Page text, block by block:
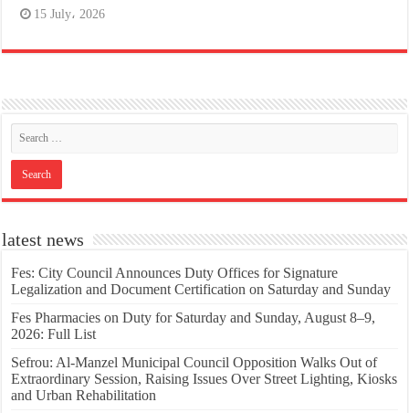
15 July، 2026
latest news
Fes: City Council Announces Duty Offices for Signature
Legalization and Document Certification on Saturday and Sunday
Fes Pharmacies on Duty for Saturday and Sunday, August 8–9,
2026: Full List
Sefrou: Al-Manzel Municipal Council Opposition Walks Out of
Extraordinary Session, Raising Issues Over Street Lighting, Kiosks
and Urban Rehabilitation